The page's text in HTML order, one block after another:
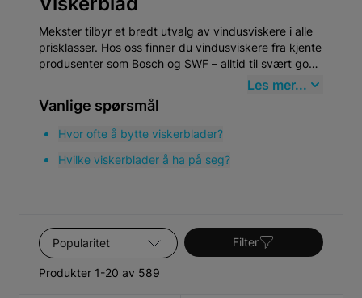
Mekster tilbyr et bredt utvalg av vindusviskere i alle
prisklasser. Hos oss finner du vindusviskere fra kjente
produsenter som Bosch og SWF – alltid til svært gode
priser. Skriv inn bilens registreringsnummer, så finner
du umiddelbart viskerbladene som passer akkurat
din bil!
Les mer...
Vanlige spørsmål
Hvor ofte å bytte viskerblader?
Hvilke viskerblader å ha på seg?
Sorter etter
Produkter 1-20 av 589
Filter